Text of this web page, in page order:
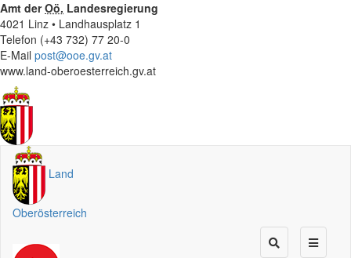
Amt derOö. Landesregierung
4021 Linz • Landhausplatz 1
Telefon (+43 732) 77 20-0
E-Mail post@ooe.gv.at
www.land-oberoesterreich.gv.at
Land
Oberösterreich